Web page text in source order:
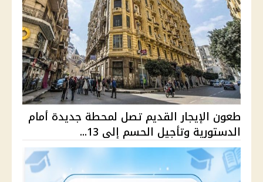
طعون الإيجار القديم تصل لمحطة جديدة أمام
الدستورية وتأجيل الحسم إلى 13...